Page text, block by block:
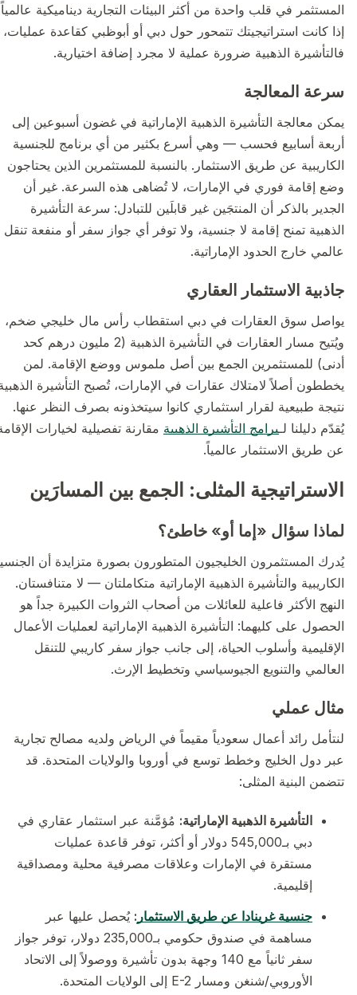
المستثمر في قلب واحدة من أكثر البيئات التجارية ديناميكية عالمياً.
إذا كانت استراتيجيتك تتمحور حول دبي أو أبوظبي كقاعدة عمليات،
فالتأشيرة الذهبية ضرورة عملية لا مجرد إضافة اختيارية.
سرعة المعالجة
يمكن معالجة التأشيرة الذهبية الإماراتية في غضون أسبوعين إلى
أربعة أسابيع فحسب — وهي أسرع بكثير من أي برنامج للجنسية
الكاريبية عن طريق الاستثمار. بالنسبة للمستثمرين الذين يحتاجون
وضع إقامة فوري في الإمارات، لا تُضاهى هذه السرعة. غير أن
الجدير بالذكر أن المنتجَين غير قابلَين للتبادل: سرعة التأشيرة
الذهبية تمنح إقامة لا جنسية، ولا توفر أي جواز سفر أو منفعة تنقل
عالمي خارج الحدود الإماراتية.
جاذبية الاستثمار العقاري
يواصل سوق العقارات في دبي استقطاب رأس مال خليجي ضخم،
ويُتيح مسار العقارات في التأشيرة الذهبية (2 مليون درهم كحد
أدنى) للمستثمرين الجمع بين أصل ملموس ووضع الإقامة. لمن
يخططون أصلاً لامتلاك عقارات في الإمارات، تُصبح التأشيرة الذهبية
نتيجة طبيعية لقرار استثماري كانوا سيتخذونه بصرف النظر عنها.
يُقدّم دليلنا لـ برامج التأشيرة الذهبيةمقارنة تفصيلية لخيارات الإقامة
عن طريق الاستثمار عالمياً.
الاستراتيجية المثلى: الجمع بين المسارَين
لماذا سؤال «إما أو» خاطئ؟
يُدرك المستثمرون الخليجيون المتطورون بصورة متزايدة أن الجنسية
الكاريبية والتأشيرة الذهبية الإماراتية متكاملتان — لا متنافستان.
النهج الأكثر فاعلية للعائلات من أصحاب الثروات الكبيرة جداً هو
الحصول على كليهما: التأشيرة الذهبية الإماراتية لعمليات الأعمال
الإقليمية وأسلوب الحياة، إلى جانب جواز سفر كاريبي للتنقل
العالمي والتنويع الجيوسياسي وتخطيط الإرث.
مثال عملي
لنتأمل رائد أعمال سعودياً مقيماً في الرياض ولديه مصالح تجارية
عبر دول الخليج وخطط توسع في أوروبا والولايات المتحدة. قد
تتضمن البنية المثلى:
التأشيرة الذهبية الإماراتية:مُؤمَّنة عبر استثمار عقاري في
دبي بـ545,000 دولار أو أكثر، توفر قاعدة عمليات
مستقرة في الإمارات وعلاقات مصرفية محلية ومصداقية
إقليمية.
جنسية غرينادا عن طريق الاستثمار:يُحصل عليها عبر
مساهمة في صندوق حكومي بـ235,000 دولار، توفر جواز
سفر ثانياً مع 140 وجهة بدون تأشيرة ووصولاً إلى الاتحاد
الأوروبي/شنغن ومسار E-2 إلى الولايات المتحدة.